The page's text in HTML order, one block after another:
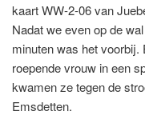
kaart WW-2-06 van
Nadat we even op de
minuten was het voorbij.
roepende vrouw in een
kwamen ze tegen de
Emsdetten.